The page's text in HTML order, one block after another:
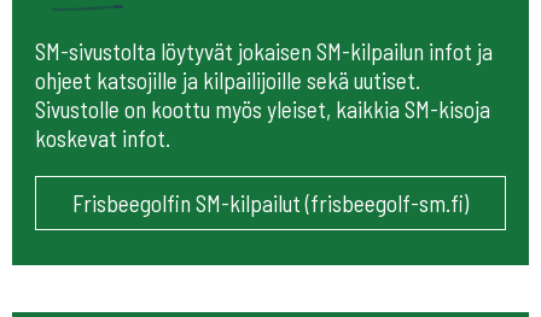
SM-sivustolta löytyvät jokaisen SM-kilpailun infot ja
ohjeet katsojille ja kilpailijoille sekä uutiset.
Sivustolle on koottu myös yleiset, kaikkia SM-kisoja
koskevat infot.
Frisbeegolfin SM-kilpailut (frisbeegolf-sm.fi)